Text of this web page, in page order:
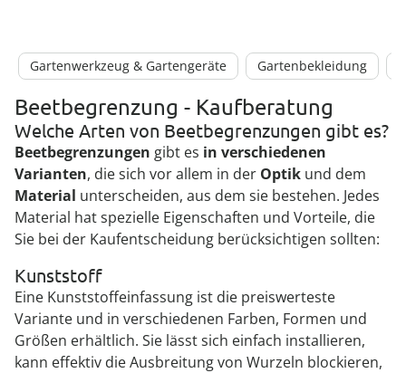
Gartenwerkzeug & Gartengeräte Gartenbekleidung
Beetbegrenzung - Kaufberatung
Welche Arten von Beetbegrenzungen gibt es?
Beetbegrenzungen gibt es in verschiedenen
Varianten, die sich vor allem in der Optik und dem
Material unterscheiden, aus dem sie bestehen. Jedes
Material hat spezielle Eigenschaften und Vorteile, die
Sie bei der Kaufentscheidung berücksichtigen sollten:
Kunststoff
Eine Kunststoffeinfassung ist die preiswerteste
Variante und in verschiedenen Farben, Formen und
Größen erhältlich. Sie lässt sich einfach installieren,
kann effektiv die Ausbreitung von Wurzeln blockieren,